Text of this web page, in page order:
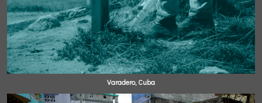
Varadero, Cuba